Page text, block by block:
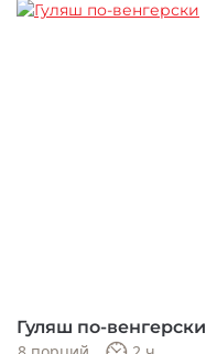
Гуляш по-венгерски